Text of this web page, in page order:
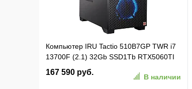
Компьютер IRU Tactio 510B7GP TWR i7
13700F (2.1) 32Gb SSD1Tb RTX5060TI
8Gb FreeDOS GbitEth 650W черный
(RUS) (2146239)
167 590 руб.
В наличии